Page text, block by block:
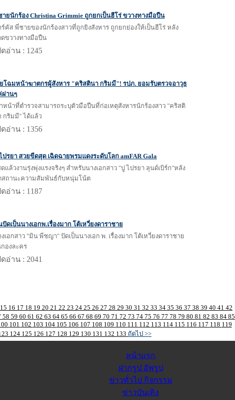
ยนักร้อง Christina Grimmie ถูกยกเป็นฮีโร่ ขวางทางมือปืน
คัส พี่ชายของนักร้องสาวที่ถูกยิงสังหาร ถูกยกย่องให้เป็นฮีโร่ หลัง
ดขวางทางมือปืน
ดอ่าน : 1245
ยโฉมหน้าฆาตกรผู้สังหาร "คริสตินา กริมมี"! รปภ. ยอมรับตรวจอาวุธ
ผ่านๆ
าหน้าที่ตำรวจสามารถระบุตัวมือปืนที่ก่อเหตุสังหารนักร้องสาว "คริสติ
กริมมี" ได้แล้ว
ดอ่าน : 1356
ปรยา สวยขีดสุด เฉิดฉายพรมแดงระดับโลก amFAR Gala
แล้วงานรุ่งพุ่งแรงจริงๆ สำหรับนางเอกสาว "ปู ไปรยา ลุนด์เบิร์ก"หลัง
สถานะความสัมพันธ์กับหนุ่มโน้ต
ดอ่าน : 1187
ดเป็นนางเอกพ.เรื่องมาก โต้เหวี่ยงดาราชาย
เอกสาว "มิน พีชญา" ปัดเป็นนางเอก พ. เรื่องมาก โต้เหวี่ยงดาราชาย
องละคร
ดอ่าน : 2041
15 16 17 18 19 20 21 22 23 24 25 26 27 28 29 30 31 32 33 34 35 36 37 38 39 40 41 42
58 59 60 61 62 63 64 65 66 67 68 69 70 71 72 73 74 75 76 77 78 79 80 81 82 83 84 85
101 102 103 104 105 106 107 108 109 110 111 112 113 114 115 116 117 118 119
124 125 126 127 128 129 130 131 132 133 ถัดไป >>
หน้าแรก
ฝากรูป อัพรูป
ข่าวทั่วไป กิจกรรม
ข่าวบันเทิง